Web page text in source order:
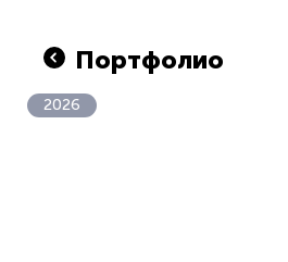
Портфолио
2026